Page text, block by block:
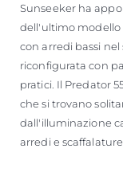
Sunseeker ha
dell'ultimo modello
con arredi bassi
riconfigurata con
pratici. Il Predator
che si trovano
dall'illuminazione
arredi e scaffalature.